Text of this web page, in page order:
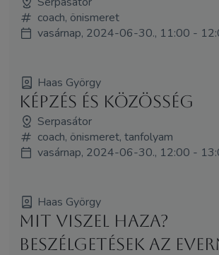
coach, önismeret
vasárnap, 2024-06-30., 11:00 -
Haas György
Képzés és közösség
Serpasátor
coach, önismeret, tanfolyam
vasárnap, 2024-06-30., 12:00 -
Haas György
Mit viszel haza?
Beszélgetések az